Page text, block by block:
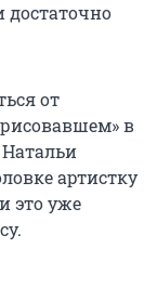
достаточно
от
в
артистку
это уже